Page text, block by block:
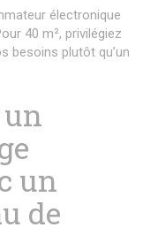
électronique
40 m², privilégiez
besoins plutôt qu’un
un
de